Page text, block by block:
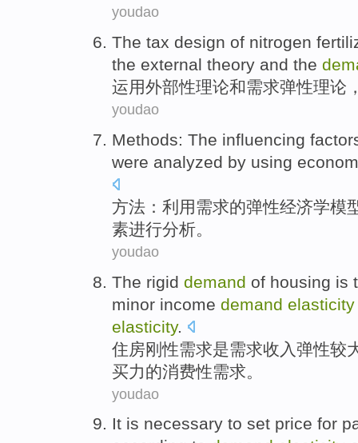
youdao
The tax design of nitrogen
the external theory and the
运用外部性理论和需求弹性理论
youdao
Methods: The influencing
were analyzed by using
方法 ： 利用需求的弹性经济学模
素进行分析。
youdao
The rigid demand of housing is
minor income demand elasticity
elasticity.
住房刚性需求是需求收入 弹性较
买力的消费性需求。
youdao
It is necessary to set price for